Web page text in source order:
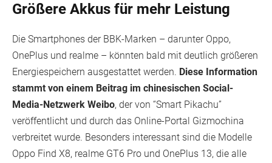
Größere Akkus für mehr Leistung
Die Smartphones der BBK-Marken – darunter Oppo,
OnePlus und realme – könnten bald mit deutlich größeren
Energiespeichern ausgestattet werden. Diese Information
stammt von einem Beitrag im chinesischen Social-
Media-Netzwerk Weibo, der von “Smart Pikachu”
veröffentlicht und durch das Online-Portal Gizmochina
verbreitet wurde. Besonders interessant sind die Modelle
Oppo Find X8, realme GT6 Pro und OnePlus 13, die alle